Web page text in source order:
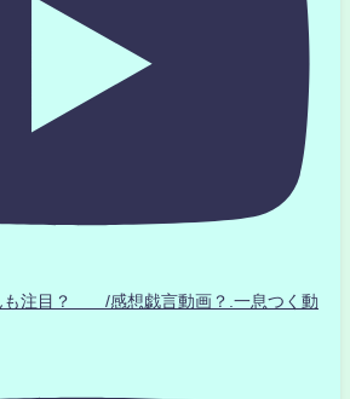
も注目？ /感想戯言動画？.一息つく動